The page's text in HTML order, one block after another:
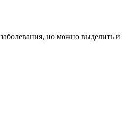
но можно выделить и